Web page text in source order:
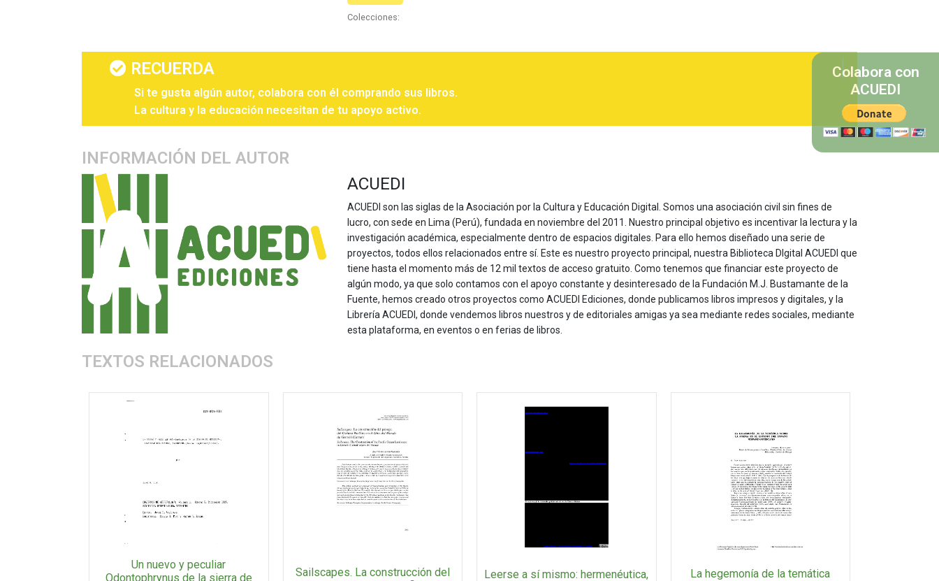
Colecciones:
RECUERDA
Si te gusta algún autor, colabora con él comprando sus libros.
La cultura y la educación necesitan de tu apoyo activo.
INFORMACIÓN DEL AUTOR
ACUEDI
ACUEDI son las siglas de la Asociación por la Cultura y Educación Digital. Somos una asociación civil sin fines de
lucro, con sede en Lima (Perú), fundada en noviembre del 2011. Nuestro principal objetivo es incentivar la lectura y la
investigación académica, especialmente dentro de espacios digitales. Para ello hemos diseñado una serie de
proyectos, todos ellos relacionados entre sí. Este es nuestro proyecto principal, nuestra Biblioteca DIgital ACUEDI que
tiene hasta el momento más de 12 mil textos de acceso gratuito. Como tenemos que financiar este proyecto de
algún modo, ya que solo contamos con el apoyo constante y desinteresado de la Fundación M.J. Bustamante de la
Fuente, hemos creado otros proyectos como ACUEDI Ediciones, donde publicamos libros impresos y digitales, y la
Librería ACUEDI, donde vendemos libros nuestros y de editoriales amigas ya sea mediante redes sociales, mediante
esta plataforma, en eventos o en ferias de libros.
TEXTOS RELACIONADOS
Un nuevo y peculiar
Odontophrynus de la sierra de
Sailscapes. La construcción del
Leerse a sí mismo: hermenéutica,
La hegemonía de la temática
Colabora con
ACUEDI